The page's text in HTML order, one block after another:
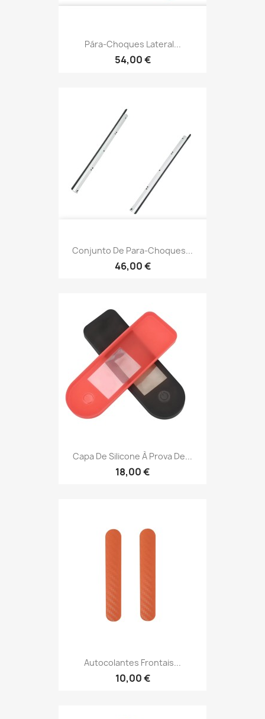
Pára-Choques Lateral...
54,00 €
Conjunto De Para-Choques...
46,00 €
Capa De Silicone À Prova De...
18,00 €
Autocolantes Frontais...
10,00 €